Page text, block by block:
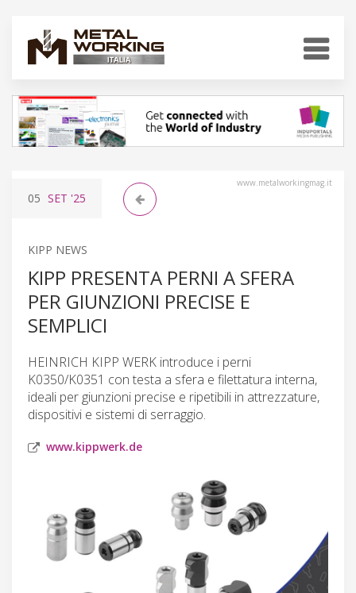
www.metalworkingmag.it
05 SET '25
KIPP NEWS
KIPP PRESENTA PERNI A SFERA
PER GIUNZIONI PRECISE E
SEMPLICI
HEINRICH KIPP WERK introduce i perni
K0350/K0351 con testa a sfera e filettatura interna,
ideali per giunzioni precise e ripetibili in attrezzature,
dispositivi e sistemi di serraggio.
www.kippwerk.de